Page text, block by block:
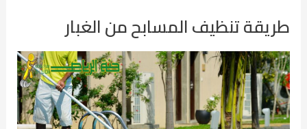
طريقةتنظيفالمسابح من الغبار